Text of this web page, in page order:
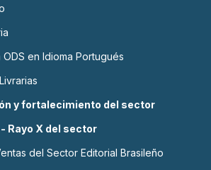
en Idioma Portugués
y fortalecimiento del sector
Rayo X del sector
del Sector Editorial Brasileño